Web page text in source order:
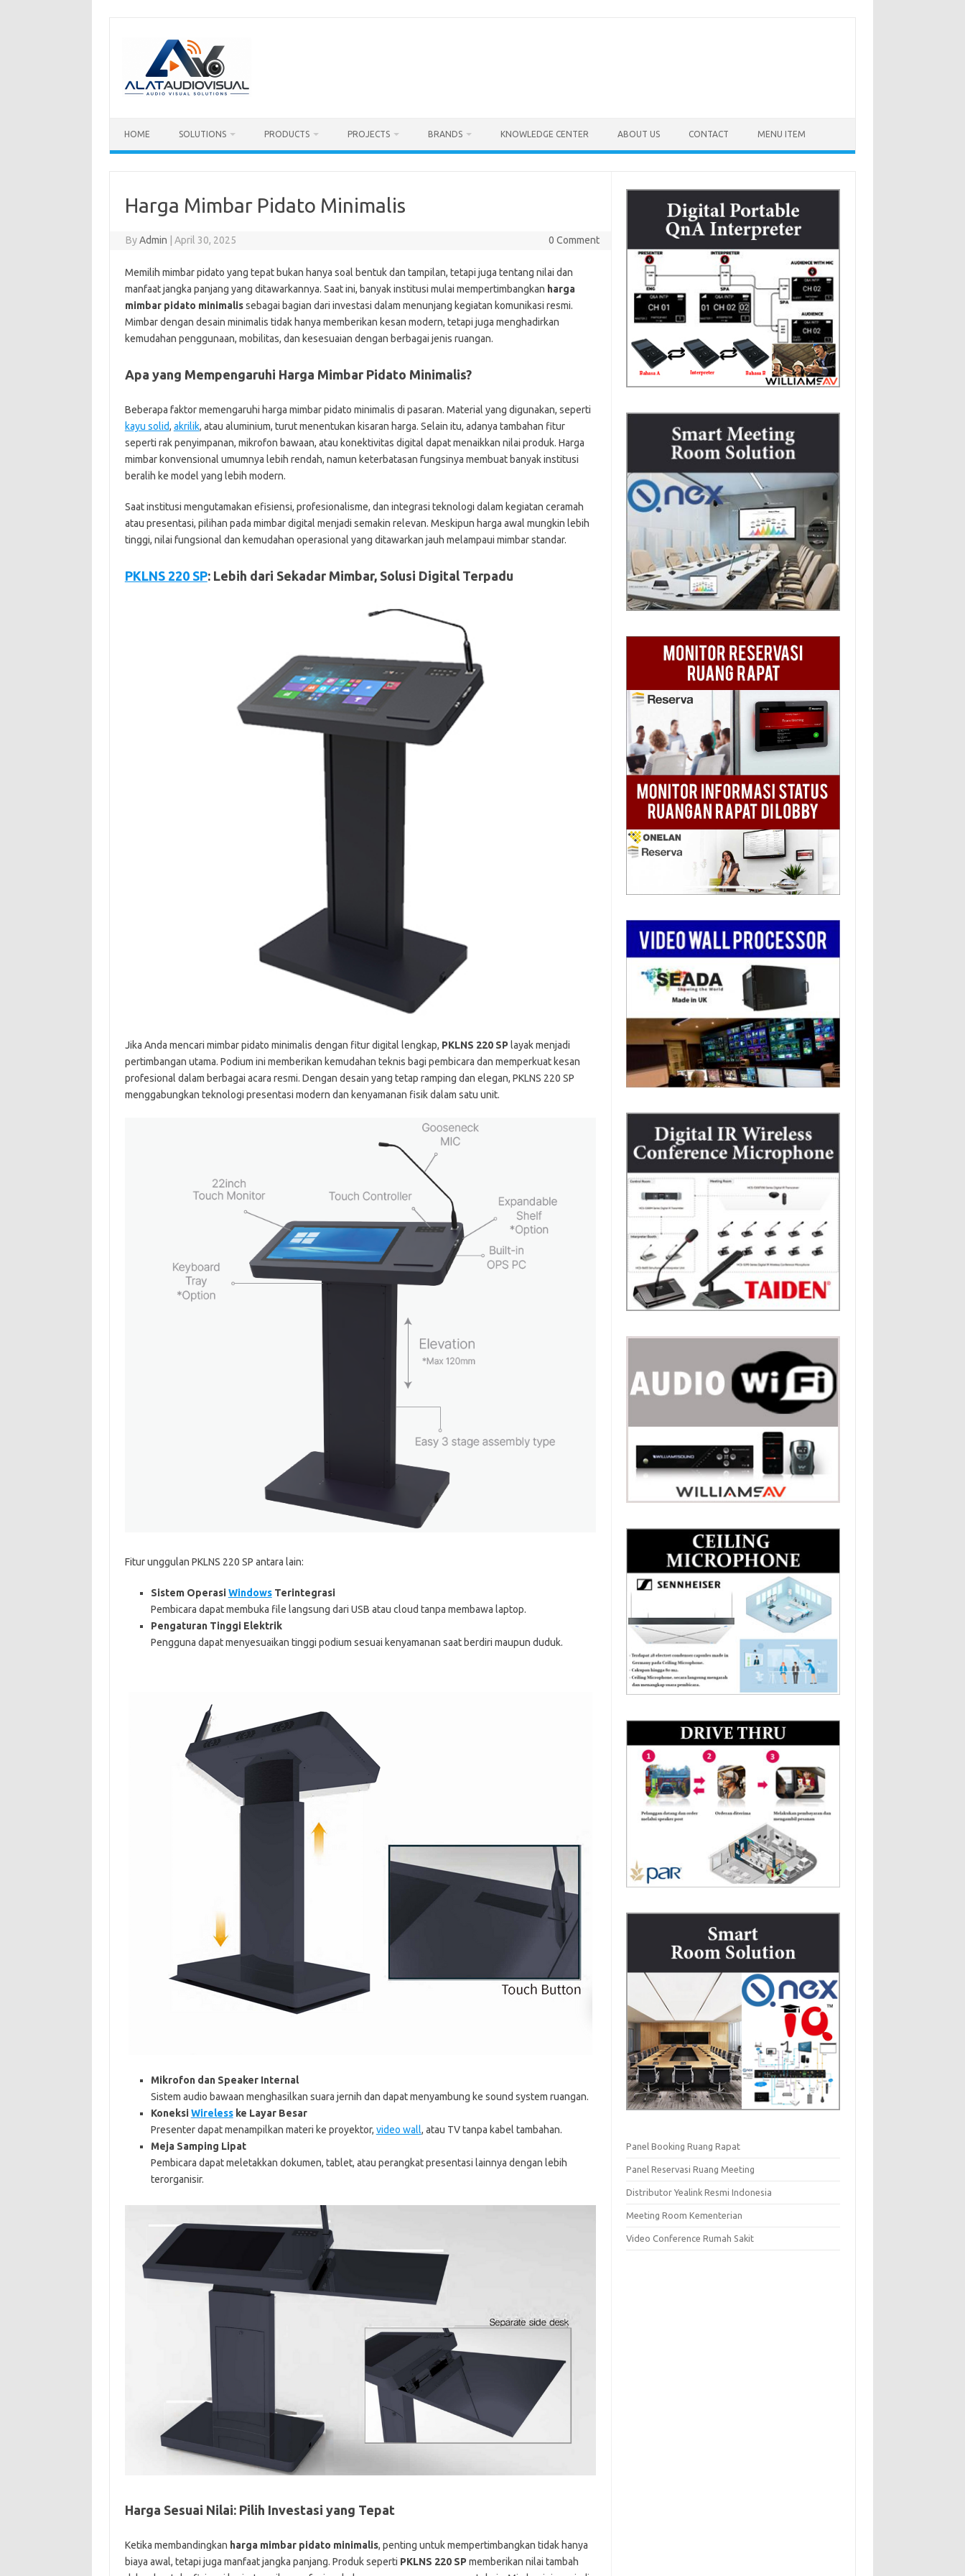
HOME SOLUTIONS PRODUCTS PROJECTS BRANDS KNOWLEDGE CENTER ABOUT US CONTACT MENU ITEM
Harga Mimbar Pidato Minimalis
ByAdmin April 30, 2025 0 Comment
Memilih mimbar pidato yang tepat bukan hanya soal bentuk dan tampilan, tetapi juga tentang nilai dan
manfaat jangka panjang yang ditawarkannya. Saat ini, banyak institusi mulai mempertimbangkan harga
mimbar pidato minimalissebagai bagian dari investasi dalam menunjang kegiatan komunikasi resmi.
Mimbar dengan desain minimalis tidak hanya memberikan kesan modern, tetapi juga menghadirkan
kemudahan penggunaan, mobilitas, dan kesesuaian dengan berbagai jenis ruangan.
Apa yang Mempengaruhi Harga Mimbar Pidato Minimalis?
Beberapa faktor memengaruhi harga mimbar pidato minimalis di pasaran. Material yang digunakan, seperti
kayu solid, akrilik, atau aluminium, turut menentukan kisaran harga. Selain itu, adanya tambahan fitur
seperti rak penyimpanan, mikrofon bawaan, atau konektivitas digital dapat menaikkan nilai produk. Harga
mimbar konvensional umumnya lebih rendah, namun keterbatasan fungsinya membuat banyak institusi
beralih ke model yang lebih modern.
Saat institusi mengutamakan efisiensi, profesionalisme, dan integrasi teknologi dalam kegiatan ceramah
atau presentasi, pilihan pada mimbar digital menjadi semakin relevan. Meskipun harga awal mungkin lebih
tinggi, nilai fungsional dan kemudahan operasional yang ditawarkan jauh melampaui mimbar standar.
PKLNS 220 SP: Lebih dari Sekadar Mimbar, Solusi Digital Terpadu
Jika Anda mencari mimbar pidato minimalis dengan fitur digital lengkap, PKLNS 220 SP layak menjadi
pertimbangan utama. Podium ini memberikan kemudahan teknis bagi pembicara dan memperkuat kesan
profesional dalam berbagai acara resmi. Dengan desain yang tetap ramping dan elegan, PKLNS 220 SP
menggabungkan teknologi presentasi modern dan kenyamanan fisik dalam satu unit.
Fitur unggulan PKLNS 220 SP antara lain:
Sistem OperasiWindowsTerintegrasi
Pembicara dapat membuka file langsung dari USB atau cloud tanpa membawa laptop.
Pengaturan Tinggi Elektrik
Pengguna dapat menyesuaikan tinggi podium sesuai kenyamanan saat berdiri maupun duduk.
Mikrofon dan Speaker Internal
Sistem audio bawaan menghasilkan suara jernih dan dapat menyambung ke sound system ruangan.
KoneksiWirelesske Layar Besar
Presenter dapat menampilkan materi ke proyektor, video wall, atau TV tanpa kabel tambahan.
Meja Samping Lipat
Pembicara dapat meletakkan dokumen, tablet, atau perangkat presentasi lainnya dengan lebih
terorganisir.
Harga Sesuai Nilai: Pilih Investasi yang Tepat
Ketika membandingkan harga mimbar pidato minimalis, penting untuk mempertimbangkan tidak hanya
biaya awal, tetapi juga manfaat jangka panjang. Produk seperti PKLNS 220 SP memberikan nilai tambah
Panel Booking Ruang Rapat
Panel Reservasi Ruang Meeting
Distributor Yealink Resmi Indonesia
Meeting Room Kementerian
Video Conference Rumah Sakit